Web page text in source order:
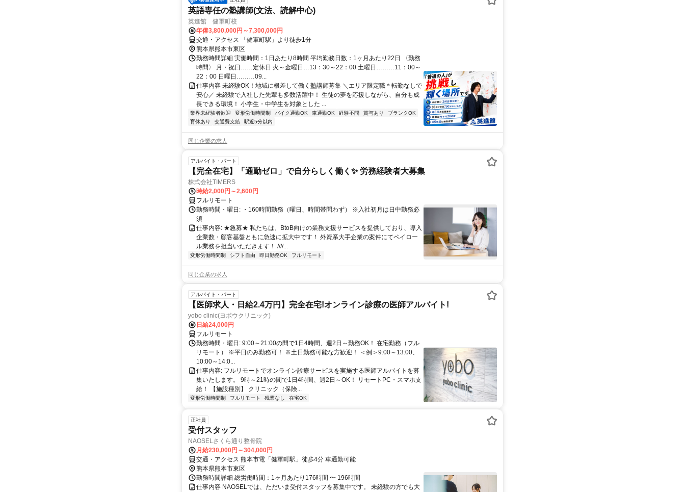
英語専任の塾講師(文法、読解中心)
英進館 健軍町校
年俸3,800,000円～7,300,000円
交通・アクセス 「健軍町駅」より徒歩1分
熊本県熊本市東区
勤務時間詳細 実働時間：1日あたり8時間 平均勤務日数：1ヶ月あたり22日 〈勤務
時間〉 月・祝日……定休日 火～金曜日…13：30～22：00 土曜日………11：00～
22：00 日曜日………09...
仕事内容 未経験OK！地域に根差して働く塾講師募集 ＼エリア限定職＊転勤なしで
安心／ 未経験で入社した先輩も多数活躍中！ 生徒の夢を応援しながら、自分も成
長できる環境！ 小学生・中学生を対象とした ...
業界未経験者歓迎 変形労働時間制 バイク通勤OK 車通勤OK 経験不問 賞与あり
ブランクOK
育休あり
交通費支給 駅近5分以内
同じ企業の求人
アルバイト・パート
【完全在宅】「通勤ゼロ」で自分らしく働く✨ 労務経験者大募集
株式会社TIMERS
時給2,000円～2,600円
フルリモート
勤務時間・曜日: ・160時間勤務（曜日、時間帯問わず） ※入社初月は日中勤務必
須
仕事内容: ★急募★ 私たちは、BtoB向けの業務支援サービスを提供しており、導入
企業数・顧客基盤ともに急速に拡大中です！ 外資系大手企業の案件にてペイロー
ル業務を担当いただきます！ ////...
変形労働時間制 シフト自由 即日勤務OK フルリモート
同じ企業の求人
アルバイト・パート
【医師求人・日給2.4万円】完全在宅!オンライン診療の医師アルバイト!
yobo clinic(ヨボウクリニック)
日給24,000円
フルリモート
勤務時間・曜日: 9:00～21:00の間で1日4時間、週2日～勤務OK！ 在宅勤務（フル
リモート） ※平日のみ勤務可！ ※土日勤務可能な方歓迎！ ＜例＞9:00～13:00、
10:00～14:0...
仕事内容: フルリモートでオンライン診療サービスを実施する医師アルバイトを募
集いたします。 9時～21時の間で1日4時間、週2日～OK！ リモートPC・スマホ支
給！ 【施設種別】 クリニック（保険...
変形労働時間制 フルリモート 残業なし 在宅OK
正社員
受付スタッフ
NAOSELさくら通り整骨院
月給230,000円～304,000円
交通・アクセス 熊本市電「健軍町駅」徒歩4分 車通勤可能
熊本県熊本市東区
勤務時間詳細 総労働時間：1ヶ月あたり176時間 〜 196時間
仕事内容 NAOSELでは、ただいま受付スタッフを募集中です。 未経験の方でも大